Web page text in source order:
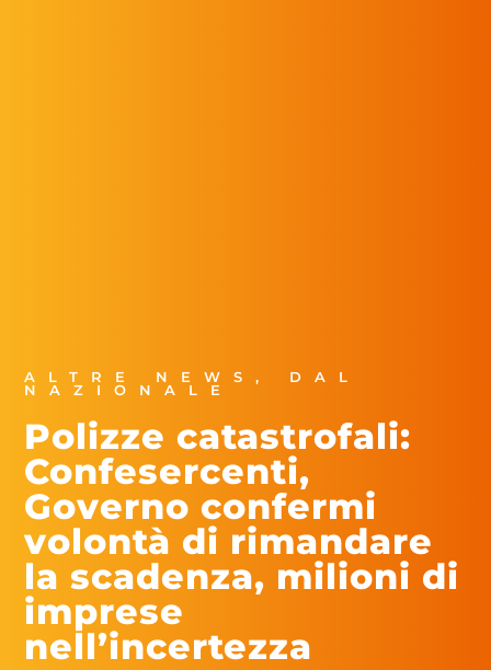
ALTRE NEWS, DAL
NAZIONALE
Polizze catastrofali:
Confesercenti,
Governo confermi
volontà di rimandare
la scadenza, milioni di
imprese
nell’incertezza